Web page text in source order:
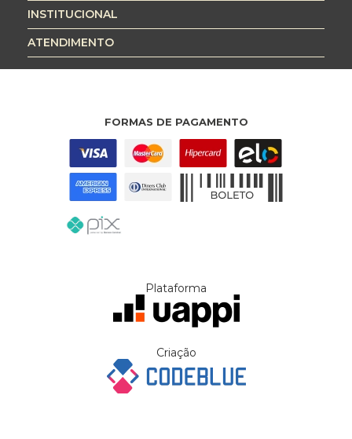
INSTITUCIONAL
ATENDIMENTO
FORMAS DE PAGAMENTO
Plataforma
Criação